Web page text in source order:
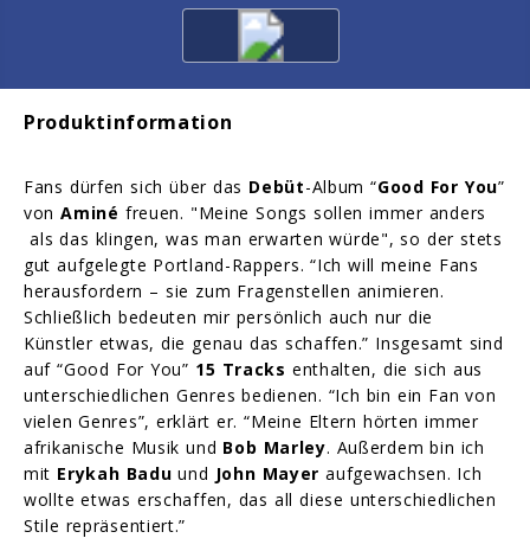
Produktinformation
Fans dürfen sich über das Debüt-Album “Good For You”
vonAminé freuen. "Meine Songs sollen immer anders
als das klingen, was man erwarten würde", so der stets
gut aufgelegte Portland-Rappers. “Ich will meine Fans
herausfordern – sie zum Fragenstellen animieren.
Schließlich bedeuten mir persönlich auch nur die
Künstler etwas, die genau das schaffen.” Insgesamt sind
auf “Good For You” 15 Tracks enthalten, die sich aus
unterschiedlichen Genres bedienen. “Ich bin ein Fan von
vielen Genres”, erklärt er. “Meine Eltern hörten immer
afrikanische Musik und Bob Marley. Außerdem bin ich
mit Erykah Badu und John Mayer aufgewachsen. Ich
wollte etwas erschaffen, das all diese unterschiedlichen
Stile repräsentiert.”